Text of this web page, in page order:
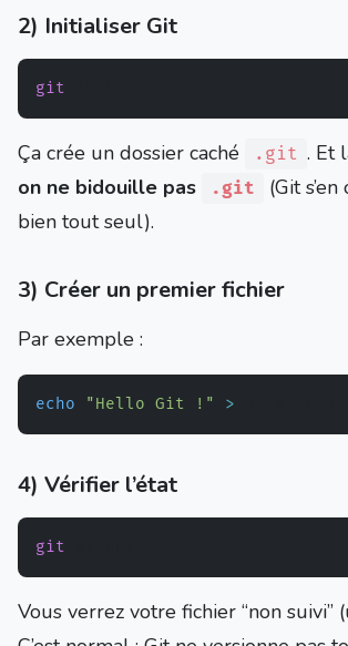
2) Initialiser Git
git
Ça crée un dossier caché .git . Et
on ne bidouille pas
.git
(Git
bien tout seul).
3) Créer un premier fichier
Par exemple :
echo "Hello Git !" >
4) Vérifier l’état
git
Vous verrez votre fichier “non suivi”